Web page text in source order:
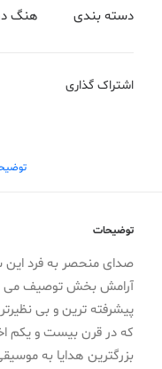
دسته بندی هنگ
اشتراک گذاری
توضیحات
صدای منحصر به فرد این
آرامش بخش توصیف می
پیشرفته ترین و بی
که در قرن بیست و یکم
بزرگترین هدایا به